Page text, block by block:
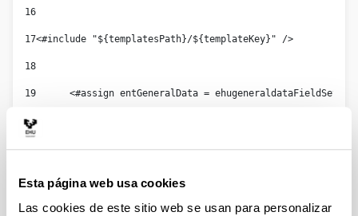
Esta página web usa cookies
Las cookies de este sitio web se usan para personalizar
16
17<#include "${templatesPath}/${templateKey}" />
18
19
	<#assign entGeneralData = ehugeneraldataFieldSet >
20
21
		<#if msgErrorDates?? >